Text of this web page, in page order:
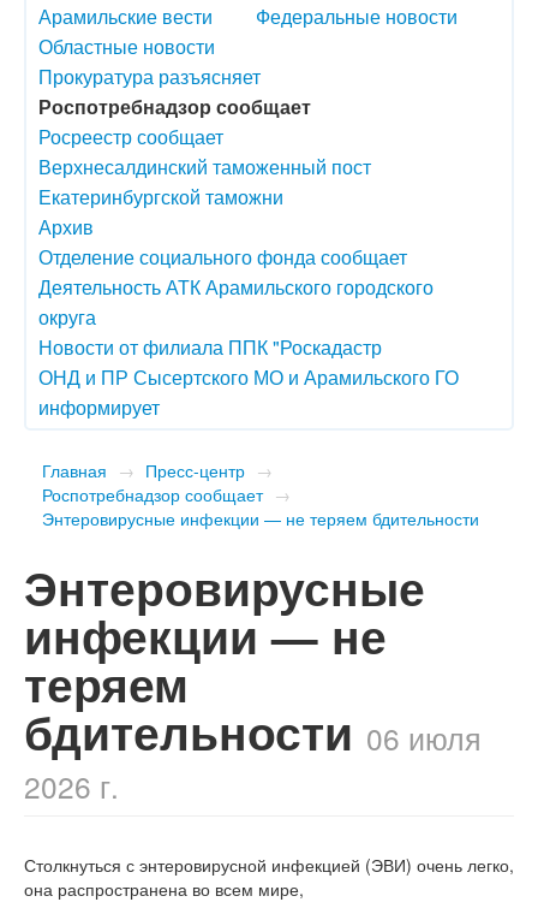
Арамильские вести
Федеральные новости
Областные новости
Прокуратура разъясняет
Роспотребнадзор сообщает
Росреестр сообщает
Верхнесалдинский таможенный пост
Екатеринбургской таможни
Архив
Отделение социального фонда сообщает
Деятельность АТК Арамильского городского
округа
Новости от филиала ППК "Роскадастр
ОНД и ПР Сысертского МО и Арамильского ГО
информирует
Главная → Пресс-центр →
Роспотребнадзор сообщает →
​Энтеровирусные инфекции — не теряем бдительности
​Энтеровирусные
инфекции — не
теряем
бдительности 06 июля
2026 г.
Столкнуться с энтеровирусной инфекцией (ЭВИ) очень легко,
она распространена во всем мире,